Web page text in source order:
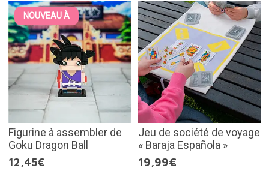
NOUVEAU À
Figurine à assembler de
Goku Dragon Ball
12,45€
Jeu de société de voyage
« Baraja Española »
19,99€